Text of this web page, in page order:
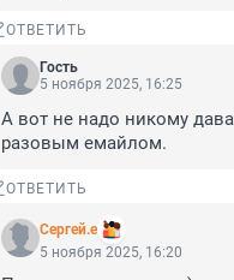
ОТВЕТИТЬ
Гость
5 ноября 2025, 16:25
А вот не надо никому
разовым емайлом.
ОТВЕТИТЬ
Сергей.е
5 ноября 2025, 16:20